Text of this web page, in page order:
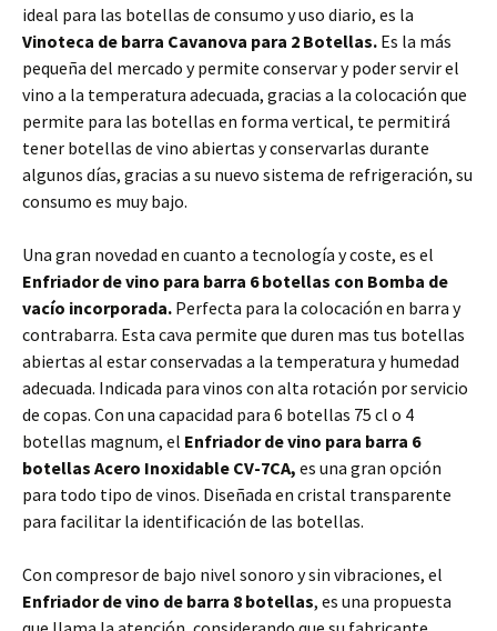
ideal para las botellas de consumo y uso diario, es la
Vinoteca de barra Cavanova para 2 Botellas. Es la más
pequeña del mercado y permite conservar y poder servir el
vino a la temperatura adecuada, gracias a la colocación que
permite para las botellas en forma vertical, te permitirá
tener botellas de vino abiertas y conservarlas durante
algunos días, gracias a su nuevo sistema de refrigeración, su
consumo es muy bajo.
Una gran novedad en cuanto a tecnología y coste, es el
Enfriador de vino para barra 6 botellas con Bomba de
vacío incorporada. Perfecta para la colocación en barra y
contrabarra. Esta cava permite que duren mas tus botellas
abiertas al estar conservadas a la temperatura y humedad
adecuada. Indicada para vinos con alta rotación por servicio
de copas. Con una capacidad para 6 botellas 75 cl o 4
botellas magnum, el Enfriador de vino para barra 6
botellas Acero Inoxidable CV-7CA, es una gran opción
para todo tipo de vinos. Diseñada en cristal transparente
para facilitar la identificación de las botellas.
Con compresor de bajo nivel sonoro y sin vibraciones, el
Enfriador de vino de barra 8 botellas, es una propuesta